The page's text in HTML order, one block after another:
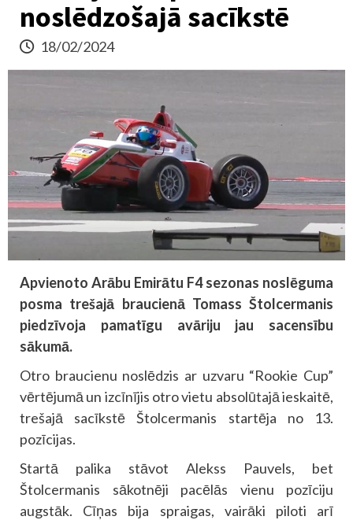
noslēdzošajā sacīkstē
18/02/2024
Apvienoto Arābu Emirātu F4 sezonas noslēguma
posma trešajā braucienā Tomass Štolcermanis
piedzīvoja pamatīgu avāriju jau sacensību
sākumā.
Otro braucienu noslēdzis ar uzvaru “Rookie Cup”
vērtējumā un izcīnījis otro vietu absolūtajā ieskaitē,
trešajā sacīkstē Štolcermanis startēja no 13.
pozīcijas.
Startā palika stāvot Alekss Pauvels, bet
Štolcermanis sākotnēji pacēlās vienu pozīciju
augstāk. Cīņas bija spraigas, vairāki piloti arī